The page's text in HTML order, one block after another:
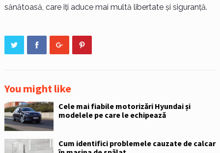
sănătoasă, care îți aduce mai multă libertate și siguranță.
You might like
Cele mai fiabile motorizări Hyundai și
modelele pe care le echipează
Cum identifici problemele cauzate de calcar